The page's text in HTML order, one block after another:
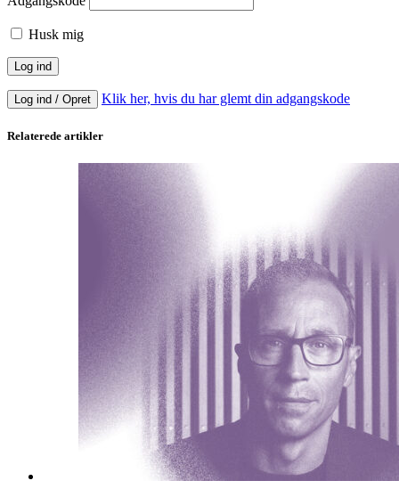
Husk mig
Log ind / Opret Klik her, hvis du har glemt din adgangskode
Relaterede artikler